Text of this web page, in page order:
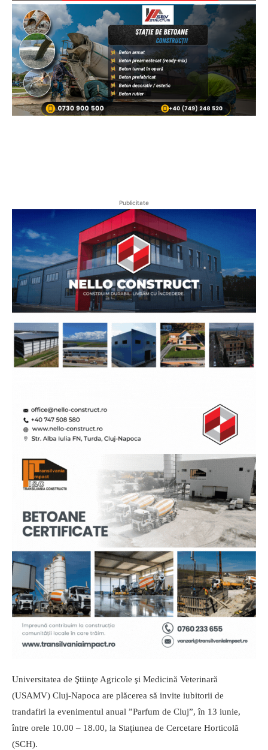
Publicitate
Universitatea de Ştiinţe Agricole şi Medicină Veterinară
(USAMV) Cluj-Napoca are plăcerea să invite iubitorii de
trandafiri la evenimentul anual ”Parfum de Cluj”, în 13 iunie,
între orele 10.00 – 18.00, la Stațiunea de Cercetare Horticolă
(SCH).